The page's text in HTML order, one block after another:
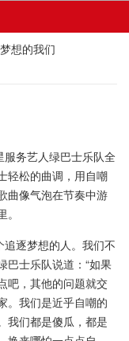
想的我们
务艺人绿巴士乐队全
轻松的曲调，用自嘲
曲像气泡在节奏中游
逐梦想的人。我们不
巴士乐队说道：“如果
吧，其他的问题就交
。我们是近乎自嘲的
我们都是傻瓜，都是